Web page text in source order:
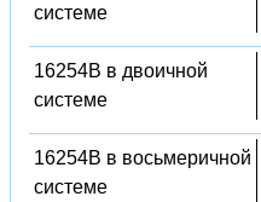
системе
16254B в двоичной
системе
16254B в восьмеричной
системе